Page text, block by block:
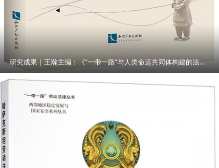
研究成果｜王瀚主编：《“一带一路”与人类命运共同体构建的法律与实践》